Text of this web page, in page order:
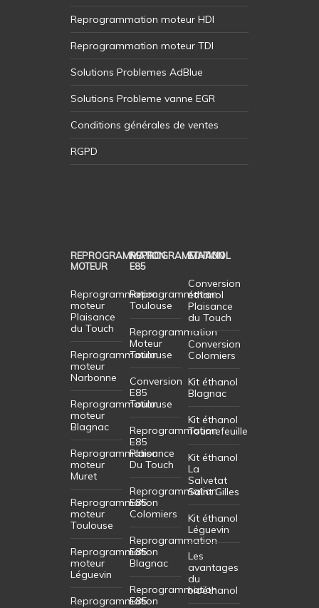
Reprogrammation moteur HDI
Reprogrammation moteur TDI
Solutions Problemes AdBlue
Solutions Probleme vanne EGR
Conditions générales de ventes
RGPD
REPROGRAMMATION
MOTEUR
Reprogrammation
moteur
Plaisance
du Touch
Reprogrammation
moteur
Narbonne
Reprogrammation
moteur
Blagnac
Reprogrammation
moteur
Muret
Reprogrammation
moteur
Toulouse
Reprogrammation
moteur
Léguevin
Reprogrammation
REPROGRAMMATION
E85
Reprogrammation
Toulouse
Reprogrammation
Moteur
Toulouse
Conversion
E85
Toulouse
Reprogrammation
E85
Plaisance
Du Touch
Reprogrammation
E85
Colomiers
Reprogrammation
E85
Blagnac
Reprogrammation
E85
ETHANOL
Conversion
éthanol
Plaisance
du Touch
Conversion
Colomiers
Kit éthanol
Blagnac
Kit éthanol
Tournefeuille
Kit éthanol
La
Salvetat
Saint Gilles
Kit éthanol
Léguevin
Les
avantages
du
bioéthanol